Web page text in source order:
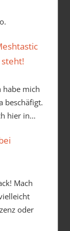
habe mich
beschäfigt.
hier in…
Mach
oder